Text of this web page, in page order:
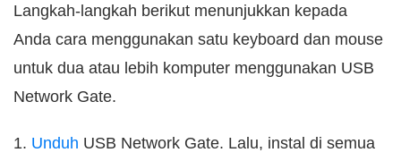
Langkah-langkah berikut menunjukkan kepada
Anda cara menggunakan satu keyboard dan mouse
untuk dua atau lebih komputer menggunakan USB
Network Gate.
1. Unduh USB Network Gate. Lalu, instal di semua